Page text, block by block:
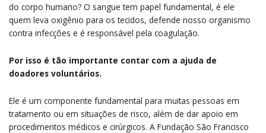
do corpo humano? O sangue tem papel fundamental, é ele
quem leva oxigênio para os tecidos, defende nosso organismo
contra infecções e é responsável pela coagulação.
Por isso é tão importante contar com a ajuda de
doadores voluntários.
Ele é um componente fundamental para muitas pessoas em
tratamento ou em situações de risco, além de dar apoio em
procedimentos médicos e cirúrgicos. A Fundação São Francisco